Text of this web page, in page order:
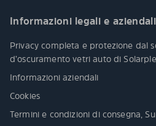
Informazioni legali e aziendali
Privacy completa e protezione dal
d’oscuramento vetri auto di
Informazioni aziendali
Cookies
Termini e condizioni di consegna,